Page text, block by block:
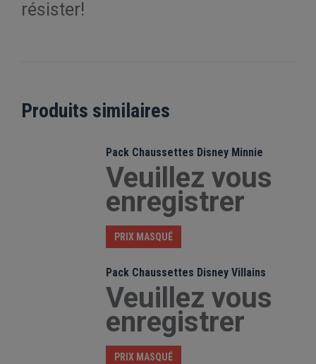
résister!
Produits similaires
Pack Chaussettes Disney Minnie
Veuillez vous
enregistrer
PRIX MASQUÉ
Pack Chaussettes Disney Villains
Veuillez vous
enregistrer
PRIX MASQUÉ